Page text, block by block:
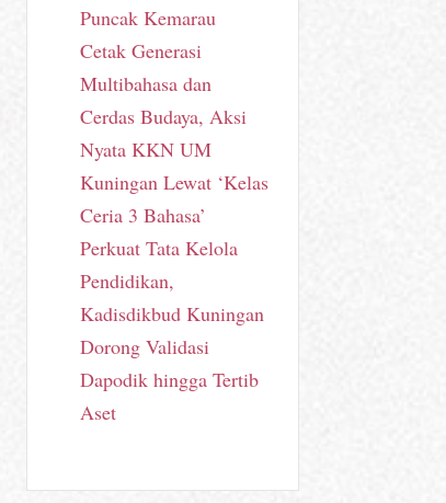
Puncak Kemarau
Cetak Generasi
Multibahasa dan
Cerdas Budaya, Aksi
Nyata KKN UM
Kuningan Lewat ‘Kelas
Ceria 3 Bahasa’
Perkuat Tata Kelola
Pendidikan,
Kadisdikbud Kuningan
Dorong Validasi
Dapodik hingga Tertib
Aset